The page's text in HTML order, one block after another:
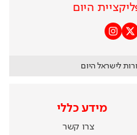
היום
לישראל היום
מידע כללי
צרו קשר